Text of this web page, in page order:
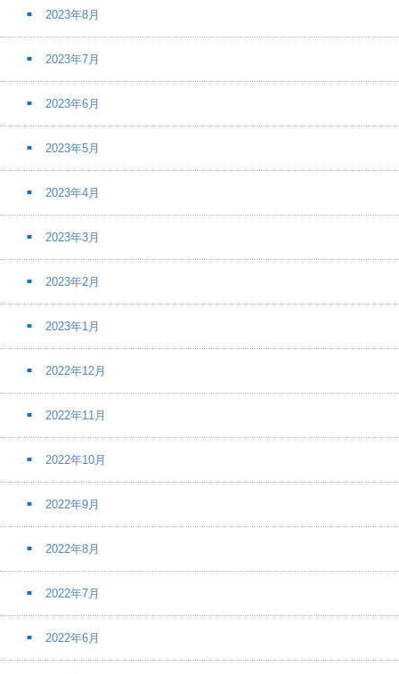
2023年8月
2023年7月
2023年6月
2023年5月
2023年4月
2023年3月
2023年2月
2023年1月
2022年12月
2022年11月
2022年10月
2022年9月
2022年8月
2022年7月
2022年6月